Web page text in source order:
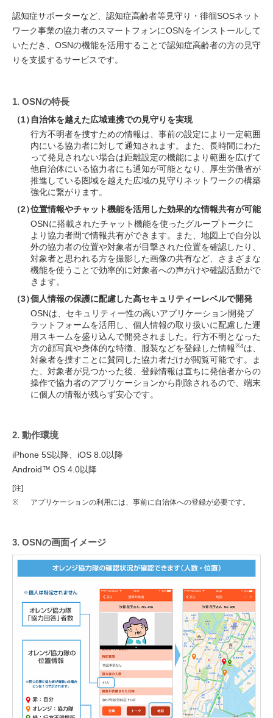
認知症サポーターなど、認知症高齢者等見守り・徘徊SOSネット
ワーク事業の協力者のスマートフォンにOSNをインストールして
いただき、OSNの機能を活用することで認知症高齢者の方の見守
りを支援するサービスです。
1. OSNの特長
（1）自治体を越えた広域連携での見守りを実現
行方不明者を捜すための情報は、事前の設定により一定範囲
内にいる協力者に対して通知されます。また、長時間にわた
って発見されない場合は距離設定の機能により範囲を広げて
他自治体にいる協力者にも通知が可能となり、厚生労働省が
推進している圏域を越えた広域の見守りネットワークの構築
強化に繋がります。
（2）位置情報やチャット機能を活用した効果的な情報共有が可能
OSNに搭載されたチャット機能を使ったグループトークに
より協力者間で情報共有ができます。また、地図上で自分以
外の協力者の位置や対象者が目撃された位置を確認したり、
対象者と思われる方を撮影した画像の共有など、さまざまな
機能を使うことで効率的に対象者への声がけや確認活動がで
きます。
（3）個人情報の保護に配慮した高セキュリティーレベルで開発
OSNは、セキュリティー性の高いアプリケーション開発プ
ラットフォームを活用し、個人情報の取り扱いに配慮した運
用スキームを盛り込んで開発されました。行方不明となった
方の顔写真や身体的な特徴、服装などを登録した情報※4は、
対象者を捜すことに賛同した協力者だけが閲覧可能です。ま
た、対象者が見つかった後、登録情報は直ちに発信者からの
操作で協力者のアプリケーションから削除されるので、端末
に個人の情報が残らず安心です。
2. 動作環境
iPhone 5S以降、iOS 8.0以降
Android™ OS 4.0以降
[注]
※
アプリケーションの利用には、事前に自治体への登録が必要です。
3. OSNの画面イメージ